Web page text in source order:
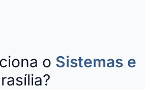
o Sistemas e